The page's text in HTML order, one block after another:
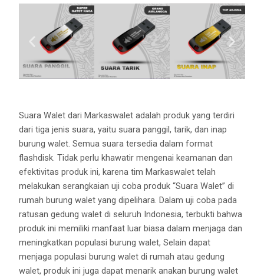
Suara Walet dari Markaswalet adalah produk yang terdiri
dari tiga jenis suara, yaitu suara panggil, tarik, dan inap
burung walet. Semua suara tersedia dalam format
flashdisk. Tidak perlu khawatir mengenai keamanan dan
efektivitas produk ini, karena tim Markaswalet telah
melakukan serangkaian uji coba produk “Suara Walet” di
rumah burung walet yang dipelihara. Dalam uji coba pada
ratusan gedung walet di seluruh Indonesia, terbukti bahwa
produk ini memiliki manfaat luar biasa dalam menjaga dan
meningkatkan populasi burung walet, Selain dapat
menjaga populasi burung walet di rumah atau gedung
walet, produk ini juga dapat menarik anakan burung walet